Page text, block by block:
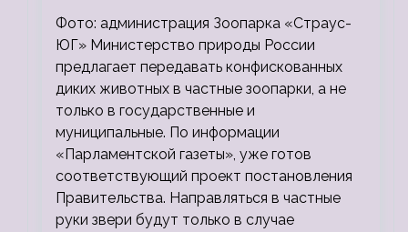
Фото: администрация Зоопарка «Страус-
ЮГ» Министерство природы России
предлагает передавать конфискованных
диких животных в частные зоопарки, а не
только в государственные и
муниципальные. По информации
«Парламентской газеты», уже готов
соответствующий проект постановления
Правительства. Направляться в частные
руки звери будут только в случае